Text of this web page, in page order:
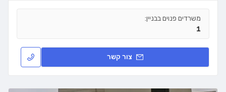
משרדים פנוים בבניין:
1
צור קשר